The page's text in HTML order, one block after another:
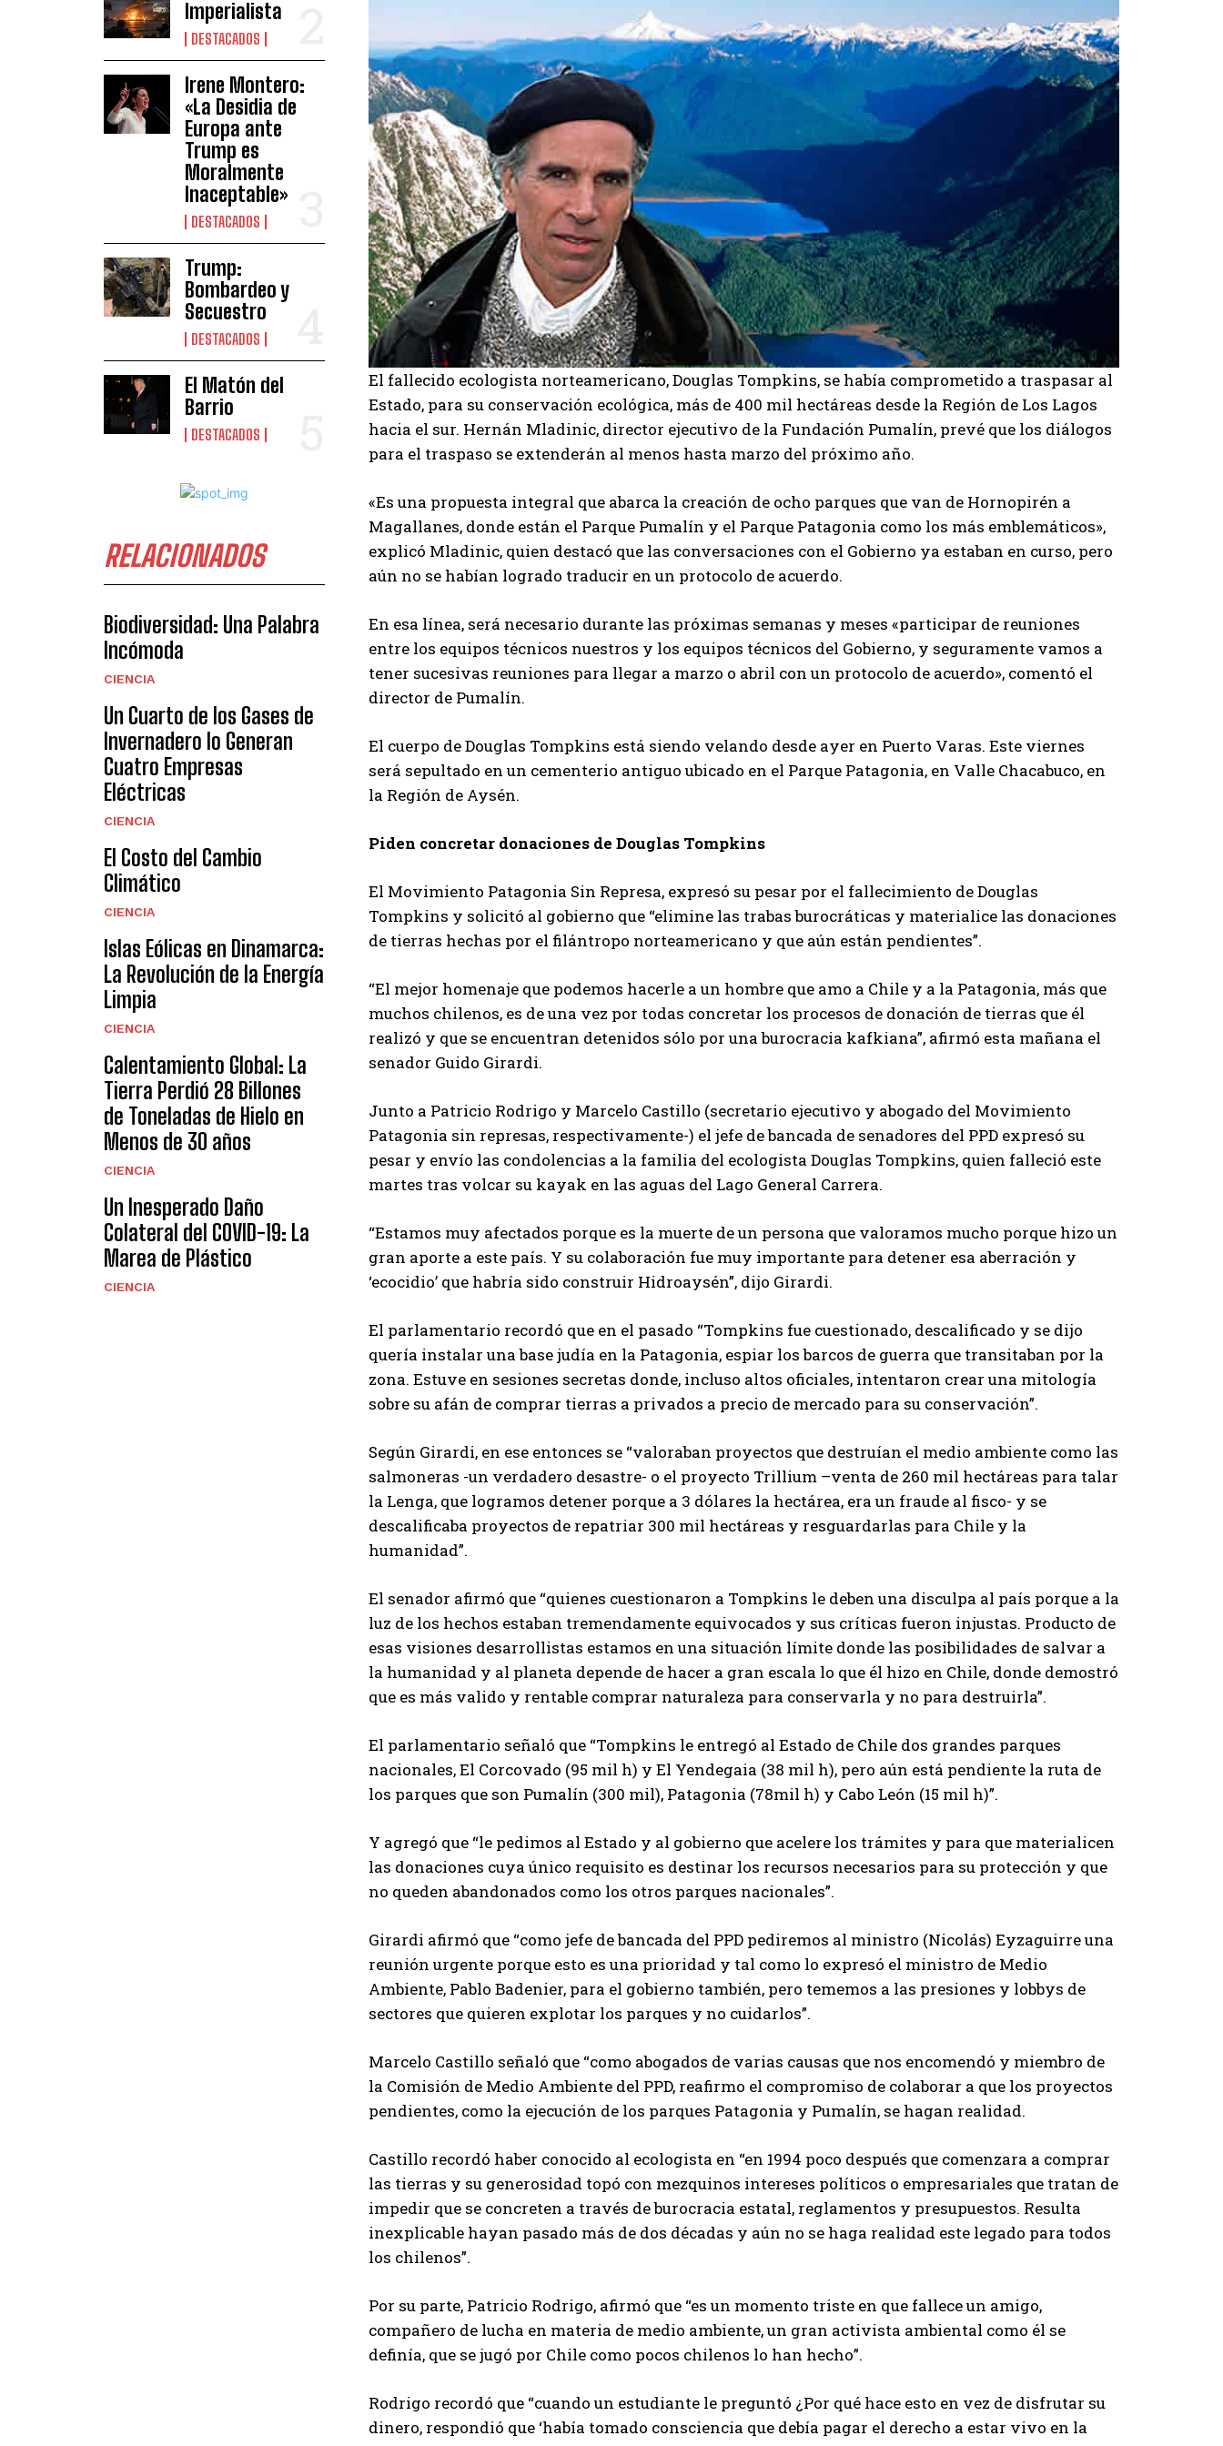
Imperialista
DESTACADOS
Irene Montero:
«La Desidia de
Europa ante
Trump es
Moralmente
Inaceptable»
DESTACADOS
Trump:
Bombardeo y
Secuestro
DESTACADOS
El Matón del
Barrio
DESTACADOS
RELACIONADOS
Biodiversidad: Una Palabra
Incómoda
CIENCIA
Un Cuarto de los Gases de
Invernadero lo Generan
Cuatro Empresas
Eléctricas
CIENCIA
El Costo del Cambio
Climático
CIENCIA
Islas Eólicas en Dinamarca:
La Revolución de la Energía
Limpia
CIENCIA
Calentamiento Global: La
Tierra Perdió 28 Billones
de Toneladas de Hielo en
Menos de 30 años
CIENCIA
Un Inesperado Daño
Colateral del COVID-19: La
Marea de Plástico
CIENCIA
El fallecido ecologista norteamericano, Douglas Tompkins, se había comprometido a traspasar al
Estado, para su conservación ecológica, más de 400 mil hectáreas desde la Región de Los Lagos
hacia el sur. Hernán Mladinic, director ejecutivo de la Fundación Pumalín, prevé que los diálogos
para el traspaso se extenderán al menos hasta marzo del próximo año.
«Es una propuesta integral que abarca la creación de ocho parques que van de Hornopirén a
Magallanes, donde están el Parque Pumalín y el Parque Patagonia como los más emblemáticos»,
explicó Mladinic, quien destacó que las conversaciones con el Gobierno ya estaban en curso, pero
aún no se habían logrado traducir en un protocolo de acuerdo.
En esa línea, será necesario durante las próximas semanas y meses «participar de reuniones
entre los equipos técnicos nuestros y los equipos técnicos del Gobierno, y seguramente vamos a
tener sucesivas reuniones para llegar a marzo o abril con un protocolo de acuerdo», comentó el
director de Pumalín.
El cuerpo de Douglas Tompkins está siendo velando desde ayer en Puerto Varas. Este viernes
será sepultado en un cementerio antiguo ubicado en el Parque Patagonia, en Valle Chacabuco, en
la Región de Aysén.
Piden concretar donaciones de Douglas Tompkins
El Movimiento Patagonia Sin Represa, expresó su pesar por el fallecimiento de Douglas
Tompkins y solicitó al gobierno que “elimine las trabas burocráticas y materialice las donaciones
de tierras hechas por el filántropo norteamericano y que aún están pendientes”.
“El mejor homenaje que podemos hacerle a un hombre que amo a Chile y a la Patagonia, más que
muchos chilenos, es de una vez por todas concretar los procesos de donación de tierras que él
realizó y que se encuentran detenidos sólo por una burocracia kafkiana”, afirmó esta mañana el
senador Guido Girardi.
Junto a Patricio Rodrigo y Marcelo Castillo (secretario ejecutivo y abogado del Movimiento
Patagonia sin represas, respectivamente-) el jefe de bancada de senadores del PPD expresó su
pesar y envío las condolencias a la familia del ecologista Douglas Tompkins, quien falleció este
martes tras volcar su kayak en las aguas del Lago General Carrera.
“Estamos muy afectados porque es la muerte de un persona que valoramos mucho porque hizo un
gran aporte a este país. Y su colaboración fue muy importante para detener esa aberración y
‘ecocidio’ que habría sido construir Hidroaysén”, dijo Girardi.
El parlamentario recordó que en el pasado “Tompkins fue cuestionado, descalificado y se dijo
quería instalar una base judía en la Patagonia, espiar los barcos de guerra que transitaban por la
zona. Estuve en sesiones secretas donde, incluso altos oficiales, intentaron crear una mitología
sobre su afán de comprar tierras a privados a precio de mercado para su conservación”.
Según Girardi, en ese entonces se “valoraban proyectos que destruían el medio ambiente como las
salmoneras -un verdadero desastre- o el proyecto Trillium –venta de 260 mil hectáreas para talar
la Lenga, que logramos detener porque a 3 dólares la hectárea, era un fraude al fisco- y se
descalificaba proyectos de repatriar 300 mil hectáreas y resguardarlas para Chile y la
humanidad”.
El senador afirmó que “quienes cuestionaron a Tompkins le deben una disculpa al país porque a la
luz de los hechos estaban tremendamente equivocados y sus críticas fueron injustas. Producto de
esas visiones desarrollistas estamos en una situación límite donde las posibilidades de salvar a
la humanidad y al planeta depende de hacer a gran escala lo que él hizo en Chile, donde demostró
que es más valido y rentable comprar naturaleza para conservarla y no para destruirla”.
El parlamentario señaló que “Tompkins le entregó al Estado de Chile dos grandes parques
nacionales, El Corcovado (95 mil h) y El Yendegaia (38 mil h), pero aún está pendiente la ruta de
los parques que son Pumalín (300 mil), Patagonia (78mil h) y Cabo León (15 mil h)”.
Y agregó que “le pedimos al Estado y al gobierno que acelere los trámites y para que materialicen
las donaciones cuya único requisito es destinar los recursos necesarios para su protección y que
no queden abandonados como los otros parques nacionales”.
Girardi afirmó que “como jefe de bancada del PPD pediremos al ministro (Nicolás) Eyzaguirre una
reunión urgente porque esto es una prioridad y tal como lo expresó el ministro de Medio
Ambiente, Pablo Badenier, para el gobierno también, pero tememos a las presiones y lobbys de
sectores que quieren explotar los parques y no cuidarlos”.
Marcelo Castillo señaló que “como abogados de varias causas que nos encomendó y miembro de
la Comisión de Medio Ambiente del PPD, reafirmo el compromiso de colaborar a que los proyectos
pendientes, como la ejecución de los parques Patagonia y Pumalín, se hagan realidad.
Castillo recordó haber conocido al ecologista en “en 1994 poco después que comenzara a comprar
las tierras y su generosidad topó con mezquinos intereses políticos o empresariales que tratan de
impedir que se concreten a través de burocracia estatal, reglamentos y presupuestos. Resulta
inexplicable hayan pasado más de dos décadas y aún no se haga realidad este legado para todos
los chilenos”.
Por su parte, Patricio Rodrigo, afirmó que “es un momento triste en que fallece un amigo,
compañero de lucha en materia de medio ambiente, un gran activista ambiental como él se
definía, que se jugó por Chile como pocos chilenos lo han hecho”.
Rodrigo recordó que “cuando un estudiante le preguntó ¿Por qué hace esto en vez de disfrutar su
dinero, respondió que ‘había tomado consciencia que debía pagar el derecho a estar vivo en la